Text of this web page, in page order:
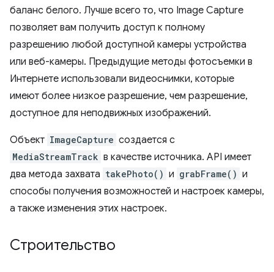
баланс белого. Лучше всего то, что Image Capture
позволяет вам получить доступ к полному
разрешению любой доступной камеры устройства
или веб-камеры. Предыдущие методы фотосъемки в
Интернете использовали видеоснимки, которые
имеют более низкое разрешение, чем разрешение,
доступное для неподвижных изображений.
Объект ImageCapture создается с
MediaStreamTrack в качестве источника. API имеет
два метода захвата takePhoto() и grabFrame() и
способы получения возможностей и настроек камеры,
а также изменения этих настроек.
Строительство